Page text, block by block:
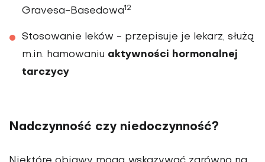
Gravesa-Basedowa12
Stosowanie leków - przepisuje je lekarz, służą
m.in. hamowaniu aktywności hormonalnej
tarczycy
Nadczynność czy niedoczynność?